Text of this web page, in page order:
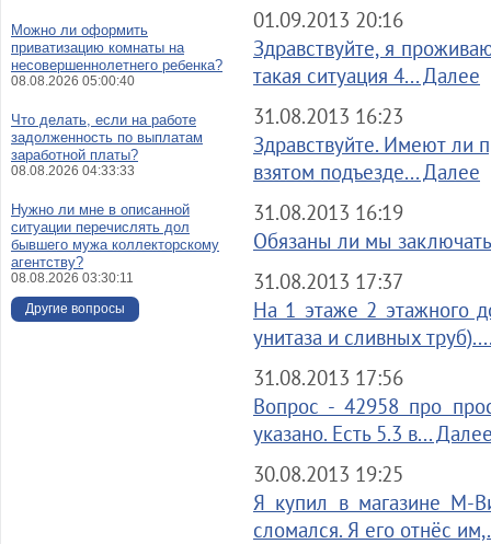
01.09.2013 20:16
Здравствуйте, я
такая ситуация 4... Далее
31.08.2013 16:23
Здравствуйте. Имеют ли
взятом подъезде... Далее
31.08.2013 16:19
Обязаны ли мы
31.08.2013 17:37
На 1 этаже 2 этажного
унитаза и сливных
31.08.2013 17:56
Вопрос - 42958 про
указано. Есть 5.3 в...
30.08.2013 19:25
Я купил в магазине М-
сломался. Я его отнёс
Можно ли оформить
приватизацию комнаты на
несовершеннолетнего ребенка?
08.08.2026 05:00:40
Что делать, если на работе
задолженность по выплатам
заработной платы?
08.08.2026 04:33:33
Нужно ли мне в описанной
ситуации перечислять дол
бывшего мужа коллекторскому
агентству?
08.08.2026 03:30:11
Другие вопросы